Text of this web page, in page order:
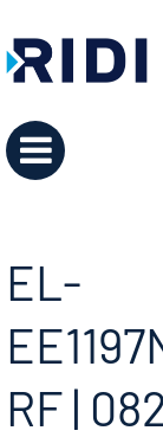
EL-
RF |